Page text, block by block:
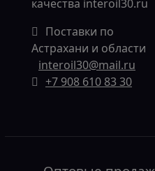
качества interoil30.ru
Поставки по
Астрахани и области
interoil30@mail.ru
+7 908 610 83 30